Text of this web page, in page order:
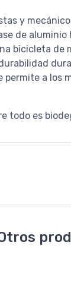
y
de
bicicleta
a
todo es